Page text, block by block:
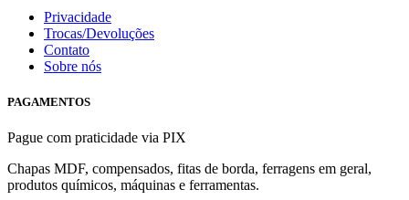
Privacidade
Trocas/Devoluções
Contato
Sobre nós
PAGAMENTOS
Pague com praticidade via PIX
Chapas MDF, compensados, fitas de borda, ferragens em geral,
produtos químicos, máquinas e ferramentas.